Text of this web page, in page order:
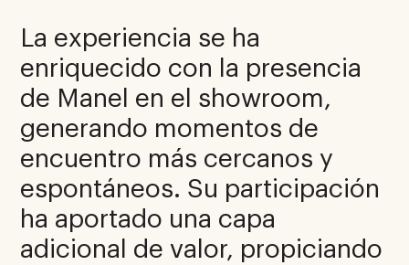
La experiencia se ha
enriquecido con la presencia
de Manel en el showroom,
generando momentos de
encuentro más cercanos y
espontáneos. Su participación
ha aportado una capa
adicional de valor, propiciando